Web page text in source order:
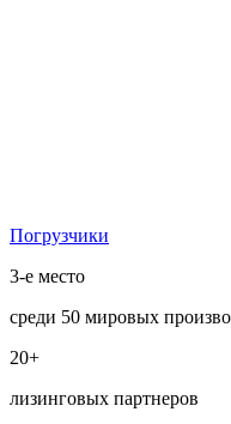
Погрузчики
3-е место
среди 50 мировых
20+
лизинговых партнеров